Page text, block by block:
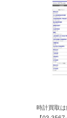
時計買取